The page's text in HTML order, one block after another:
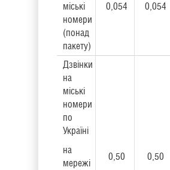
міські
номери
(понад
пакету)
0,054 0,054
Дзвінки
на
міські
номери
по
Україні
на
мережі
0,50 0,50